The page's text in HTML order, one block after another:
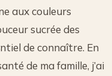
aux couleurs
sucrée des
de connaître. En
de ma famille, j’ai